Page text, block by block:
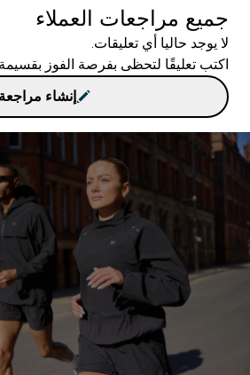
جميع مراجعات العملاء
لا يوجد حاليا أي تعليقات.
اكتب تعليقًا لتحظى بفرصة الفوز بقسيمة
إنشاء مراجعة